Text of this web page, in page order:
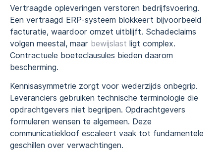
Vertraagde opleveringen verstoren bedrijfsvoering.
Een vertraagd ERP-systeem blokkeert bijvoorbeeld
facturatie, waardoor omzet uitblijft. Schadeclaims
volgen meestal, maar bewijslast ligt complex.
Contractuele boeteclausules bieden daarom
bescherming.
Kennisasymmetrie zorgt voor wederzijds onbegrip.
Leveranciers gebruiken technische terminologie die
opdrachtgevers niet begrijpen. Opdrachtgevers
formuleren wensen te algemeen. Deze
communicatiekloof escaleert vaak tot fundamentele
geschillen over verwachtingen.